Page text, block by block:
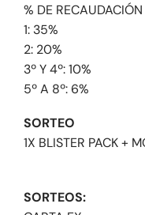
% DE
1: 35%
2: 20%
3º Y 4º: 10%
5º A 8º: 6%
SORTEO
1X BLISTER PACK +
SORTEOS: